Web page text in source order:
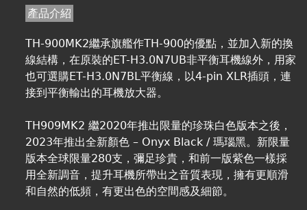
產品介紹
TH-900MK2繼承旗艦作TH-900的優點，並加入新的換
線結構，在原裝的ET-H3.0N7UB非平衡耳機線外，用家
也可選購ET-H3.0N7BL平衡線，以4-pin XLR插頭，連
接到平衡輸出的耳機放大器。
TH909MK2 繼2020年推出限量的珍珠白色版本之後，
2023年推出全新顏色 – Onyx Black / 瑪瑙黑。新限量
版本全球限量280支，彌足珍貴，和前一版紫色一樣採
用全新調音，提升耳機所帶出之音質表現，擁有更順滑
和自然的低頻，有更出色的空間感及細節。